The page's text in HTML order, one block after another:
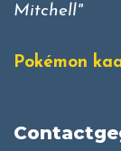
Mitchell"
Pokémon